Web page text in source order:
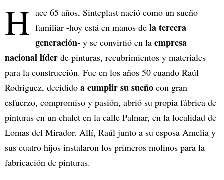
H ace 65 años, Sinteplast nació como un sueño
familiar -hoy está en manos de la tercera
generación- y se convirtió en la empresa
nacional líder de pinturas, recubrimientos y materiales
para la construcción. Fue en los años 50 cuando Raúl
Rodriguez, decidido a cumplir su sueño con gran
esfuerzo, compromiso y pasión, abrió su propia fábrica de
pinturas en un chalet en la calle Palmar, en la localidad de
Lomas del Mirador. Allí, Raúl junto a su esposa Amelia y
sus cuatro hijos instalaron los primeros molinos para la
fabricación de pinturas.